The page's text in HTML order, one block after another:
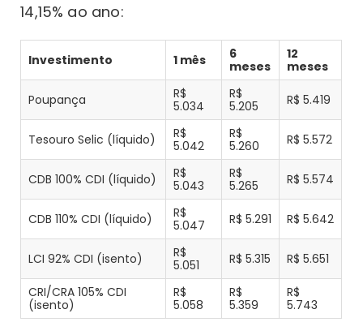
14,15% ao ano:
Investimento 1 mês
6
meses
12
meses
Poupança
R$
5.034
R$
5.205
R$ 5.419
Tesouro Selic (líquido)
R$
5.042
R$
5.260
R$ 5.572
CDB 100% CDI (líquido)
R$
5.043
R$
5.265
R$ 5.574
CDB 110% CDI (líquido)
R$
5.047
R$ 5.291 R$ 5.642
LCI 92% CDI (isento)
R$
5.051
R$ 5.315 R$ 5.651
CRI/CRA 105% CDI
(isento)
R$
5.058
R$
5.359
R$
5.743